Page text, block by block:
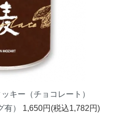
キー（チョコレート）
）
1,650円(税込1,782円)